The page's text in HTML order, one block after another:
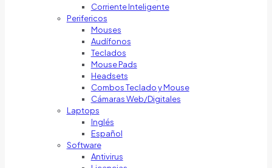
Corriente Inteligente
Perifericos
Mouses
Audífonos
Teclados
Mouse Pads
Headsets
Combos Teclado y Mouse
Cámaras Web/Digitales
Laptops
Inglés
Español
Software
Antivirus